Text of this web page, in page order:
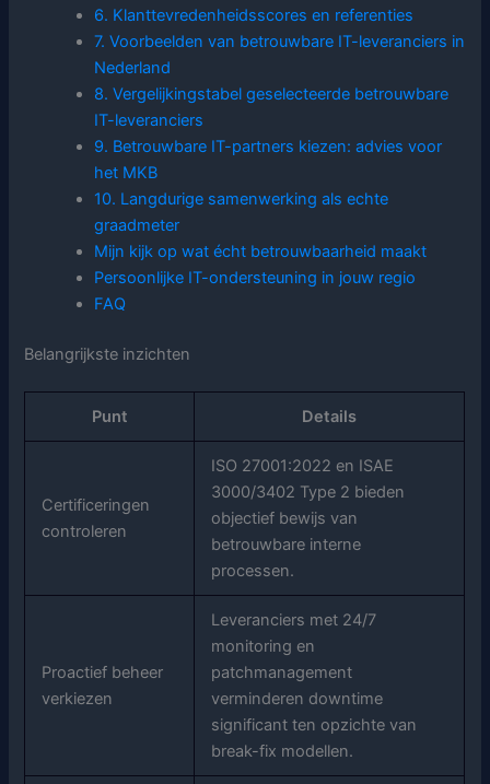
6. Klanttevredenheidsscores en referenties
7. Voorbeelden van betrouwbare IT-leveranciers in
Nederland
8. Vergelijkingstabel geselecteerde betrouwbare
IT-leveranciers
9. Betrouwbare IT-partners kiezen: advies voor
het MKB
10. Langdurige samenwerking als echte
graadmeter
Mijn kijk op wat écht betrouwbaarheid maakt
Persoonlijke IT-ondersteuning in jouw regio
FAQ
Belangrijkste inzichten
Punt Details
Certificeringen
controleren
ISO 27001:2022 en ISAE
3000/3402 Type 2 bieden
objectief bewijs van
betrouwbare interne
processen.
Proactief beheer
verkiezen
Leveranciers met 24/7
monitoring en
patchmanagement
verminderen downtime
significant ten opzichte van
break-fix modellen.